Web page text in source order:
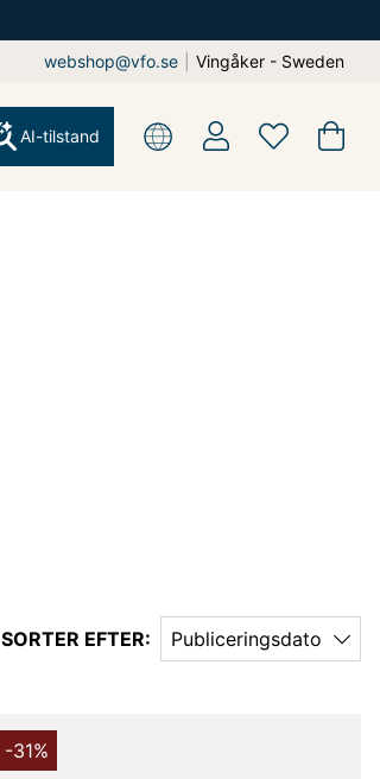
webshop@vfo.se Vingåker - Sweden
AI-tilstand
SORTER EFTER: Publiceringsdato
-31%